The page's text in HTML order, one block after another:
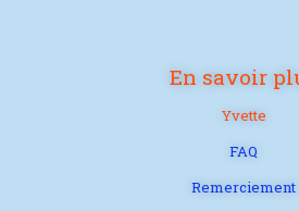
En savoir
Yvette
FAQ
Remerciement